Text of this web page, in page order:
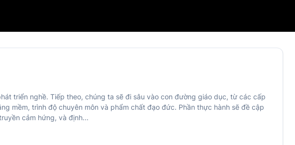
triển nghề. Tiếp theo, chúng ta sẽ đi sâu vào con đường giáo dục, từ các cấp
mềm, trình độ chuyên môn và phẩm chất đạo đức. Phần thực hành sẽ đề cập
cảm hứng, và định...